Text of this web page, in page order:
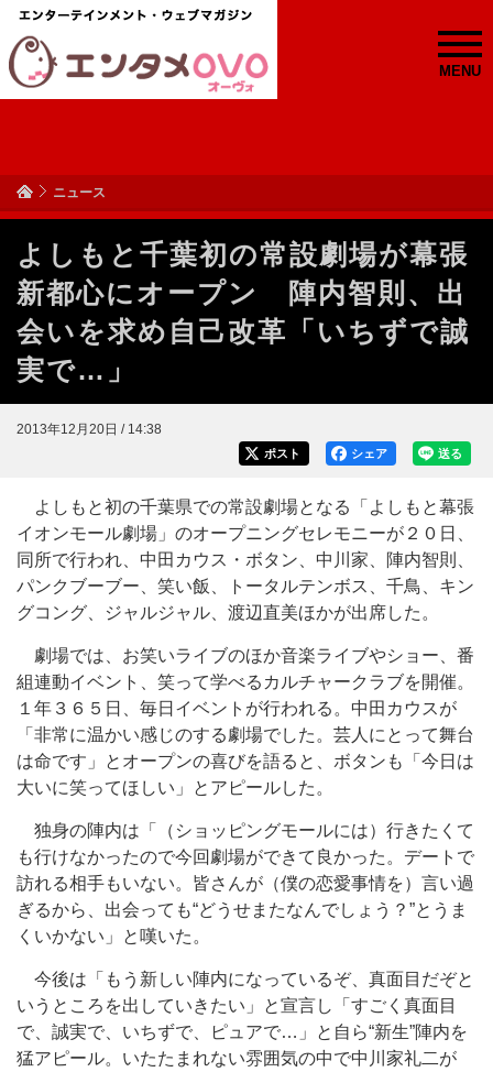
MENU
ニュース
よしもと千葉初の常設劇場が幕張
新都心にオープン 陣内智則、出
会いを求め自己改革「いちずで誠
実で…」
2013年12月20日 / 14:38
送る
シェア
ポスト
よしもと初の千葉県での常設劇場となる「よしもと幕張
イオンモール劇場」のオープニングセレモニーが２０日、
同所で行われ、中田カウス・ボタン、中川家、陣内智則、
パンクブーブー、笑い飯、トータルテンボス、千鳥、キン
グコング、ジャルジャル、渡辺直美ほかが出席した。
劇場では、お笑いライブのほか音楽ライブやショー、番
組連動イベント、笑って学べるカルチャークラブを開催。
１年３６５日、毎日イベントが行われる。中田カウスが
「非常に温かい感じのする劇場でした。芸人にとって舞台
は命です」とオープンの喜びを語ると、ボタンも「今日は
大いに笑ってほしい」とアピールした。
独身の陣内は「（ショッピングモールには）行きたくて
も行けなかったので今回劇場ができて良かった。デートで
訪れる相手もいない。皆さんが（僕の恋愛事情を）言い過
ぎるから、出会っても“どうせまたなんでしょう？”とうま
くいかない」と嘆いた。
今後は「もう新しい陣内になっているぞ、真面目だぞと
いうところを出していきたい」と宣言し「すごく真面目
で、誠実で、いちずで、ピュアで…」と自ら“新生”陣内を
猛アピール。いたたまれない雰囲気の中で中川家礼二が